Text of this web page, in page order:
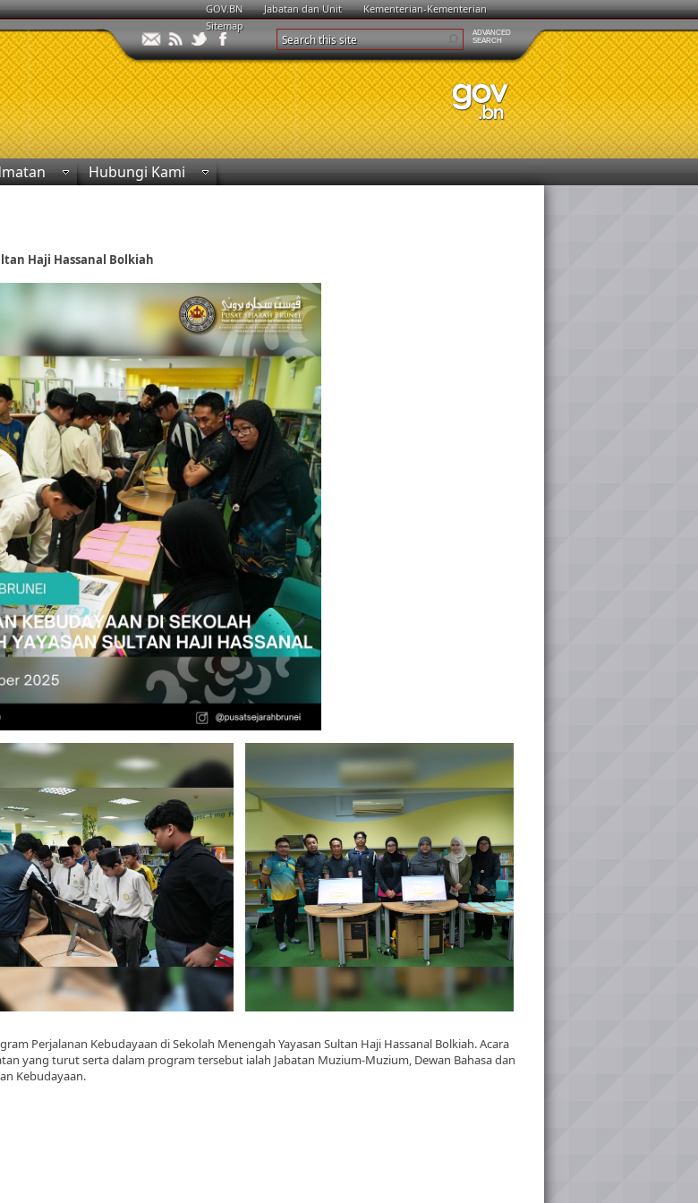
GOV.BN Jabatan dan Unit
Kementerian-Kementerian
Sitemap
ADVANCED
SEARCH
Hubungi Kami
Haji Hassanal Bolkiah
Perjalanan Kebudayaan di Sekolah Menengah Yayasan Sultan Haji Hassanal Bolkiah. Acara
yang turut serta dalam program tersebut ialah Jabatan Muzium-Muzium, Dewan Bahasa dan
Kebudayaan.